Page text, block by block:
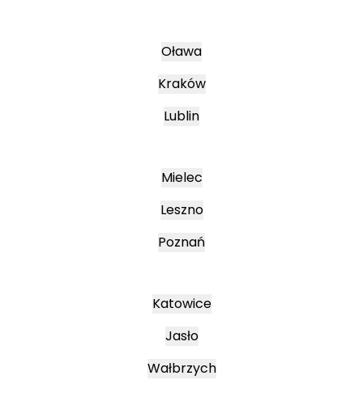
Oława
Kraków
Lublin
Mielec
Leszno
Poznań
Katowice
Jasło
Wałbrzych